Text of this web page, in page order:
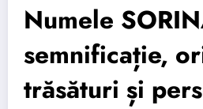
Numele
semnificație,
trăsături și